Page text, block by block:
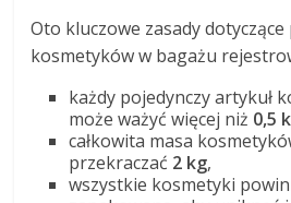
Oto kluczowe zasady
kosmetyków w bagażu
każdy pojedynczy artykuł
może ważyć więcej niż 0,5
całkowita masa
przekraczać 2 kg,
wszystkie kosmetyki